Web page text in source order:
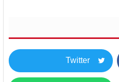
Twitter